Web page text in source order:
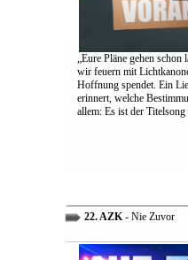
„Eure Pläne gehen schon
wir feuern mit
Hoffnung spendet. Ein
erinnert, welche
allem: Es ist der Titelsong
22. AZK- Nie Zuvor